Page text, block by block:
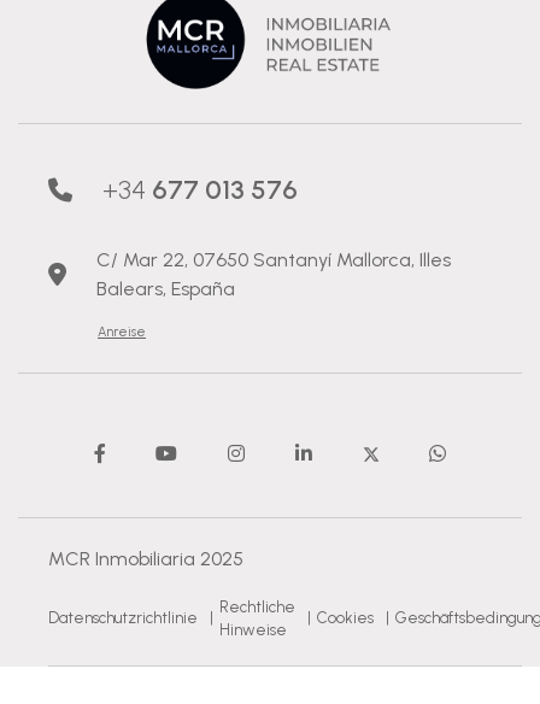
+34 677 013 576
C/ Mar 22, 07650 Santanyí Mallorca, Illes
Balears, España
Anreise
MCR Inmobiliaria 2025
Datenschutzrichtlinie
Rechtliche
Hinweise
Cookies